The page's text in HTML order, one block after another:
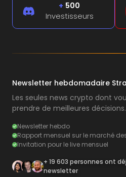
+ 500
Investisseurs
Newsletter hebdomadaire
Les seules news crypto dont
prendre de meilleures décisions.
Newsletter hebdo
Rapport mensuel sur le marché
Invitation pour le live mensuel
+ 19 603 personnes ont
newsletter